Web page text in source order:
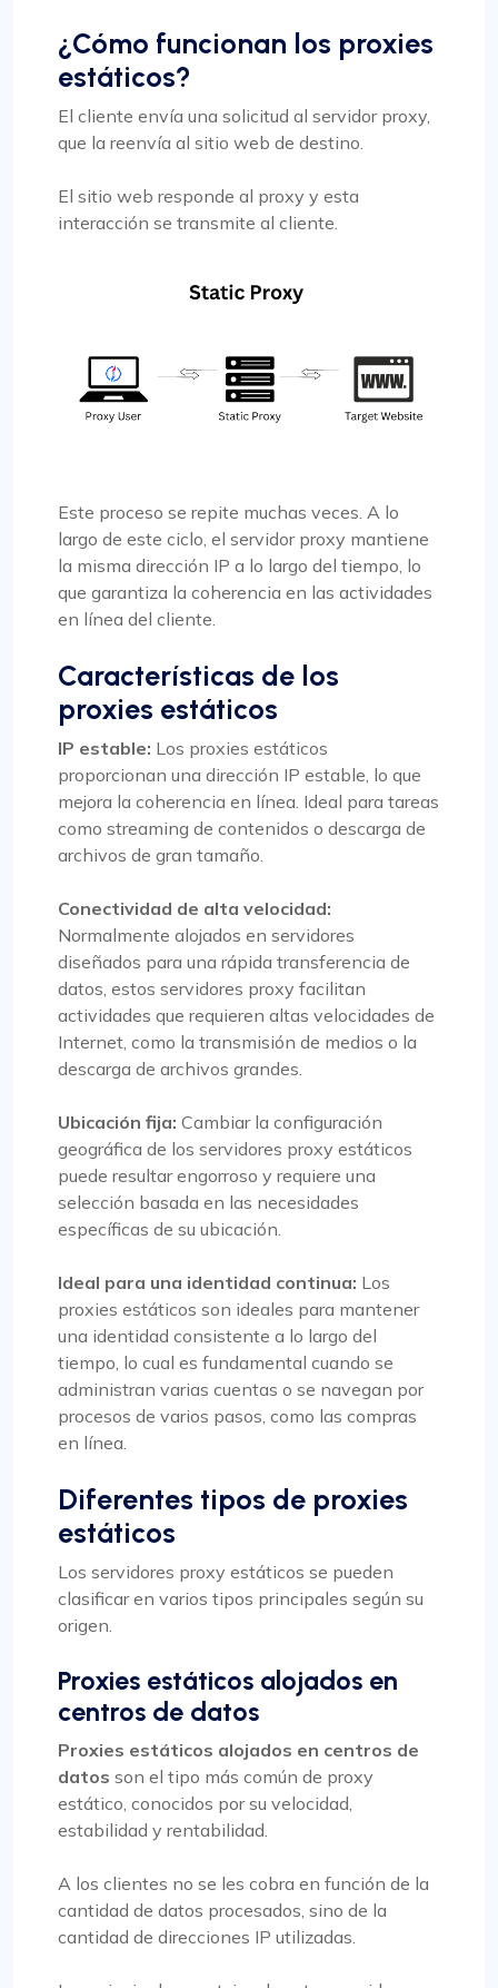
¿Cómo funcionan los proxies
estáticos?
El cliente envía una solicitud al servidor proxy,
que la reenvía al sitio web de destino.
El sitio web responde al proxy y esta
interacción se transmite al cliente.
Este proceso se repite muchas veces. A lo
largo de este ciclo, el servidor proxy mantiene
la misma dirección IP a lo largo del tiempo, lo
que garantiza la coherencia en las actividades
en línea del cliente.
Características de los
proxies estáticos
IP estable: Los proxies estáticos
proporcionan una dirección IP estable, lo que
mejora la coherencia en línea. Ideal para tareas
como streaming de contenidos o descarga de
archivos de gran tamaño.
Conectividad de alta velocidad:
Normalmente alojados en servidores
diseñados para una rápida transferencia de
datos, estos servidores proxy facilitan
actividades que requieren altas velocidades de
Internet, como la transmisión de medios o la
descarga de archivos grandes.
Ubicación fija: Cambiar la configuración
geográfica de los servidores proxy estáticos
puede resultar engorroso y requiere una
selección basada en las necesidades
específicas de su ubicación.
Ideal para una identidad continua: Los
proxies estáticos son ideales para mantener
una identidad consistente a lo largo del
tiempo, lo cual es fundamental cuando se
administran varias cuentas o se navegan por
procesos de varios pasos, como las compras
en línea.
Diferentes tipos de proxies
estáticos
Los servidores proxy estáticos se pueden
clasificar en varios tipos principales según su
origen.
Proxies estáticos alojados en
centros de datos
Proxies estáticos alojados en centros de
datos son el tipo más común de proxy
estático, conocidos por su velocidad,
estabilidad y rentabilidad.
A los clientes no se les cobra en función de la
cantidad de datos procesados, sino de la
cantidad de direcciones IP utilizadas.